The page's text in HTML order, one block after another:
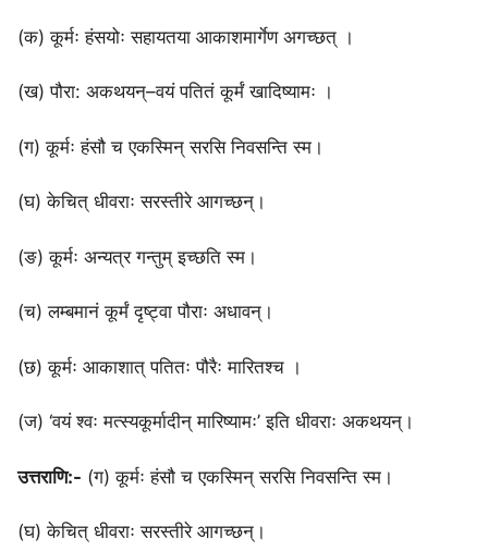
(क) कूर्मः हंसयोः सहायतया आकाशमार्गेण अगच्छत् ।
(ख) पौरा: अकथयन्–वयं पतितं कूर्मं खादिष्यामः ।
(ग) कूर्मः हंसौ च एकस्मिन् सरसि निवसन्ति स्म।
(घ) केचित् धीवराः सरस्तीरे आगच्छन्।
(ङ) कूर्मः अन्यत्र गन्तुम् इच्छति स्म।
(च) लम्बमानं कूर्मं दृष्ट्वा पौराः अधावन्।
(छ) कूर्मः आकाशात् पतितः पौरैः मारितश्च ।
(ज) ‘वयं श्वः मत्स्यकूर्मादीन् मारिष्यामः’ इति धीवराः अकथयन्।
उत्तराणि:- (ग) कूर्मः हंसौ च एकस्मिन् सरसि निवसन्ति स्म।
(घ) केचित् धीवराः सरस्तीरे आगच्छन्।